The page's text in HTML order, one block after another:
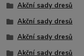
Akční sady dresů
Akční sady dresů
Akční sady dresů
Akční sady dresů